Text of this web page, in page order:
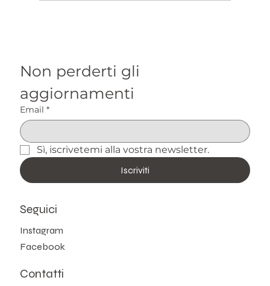
Non perderti gli
aggiornamenti
Email *
Sì, iscrivetemi alla vostra newsletter.
Iscriviti
Seguici
Instagram
Facebook
Contatti